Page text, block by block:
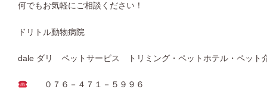
何でもお気軽にご相談ください！
ドリトル動物病院
dale ダリ ペットサービス トリミング・ペットホテル・ペット
０７６－４７１－５９９６